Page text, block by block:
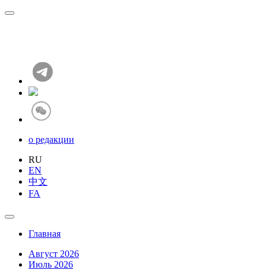
о редакции
RU
EN
中文
FA
Главная
Август 2026
Июль 2026